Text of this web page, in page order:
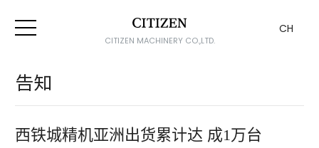
CITIZEN MACHINERY CO.,LTD.
CH
告知
西铁城精机亚洲出货累计达 成1万台